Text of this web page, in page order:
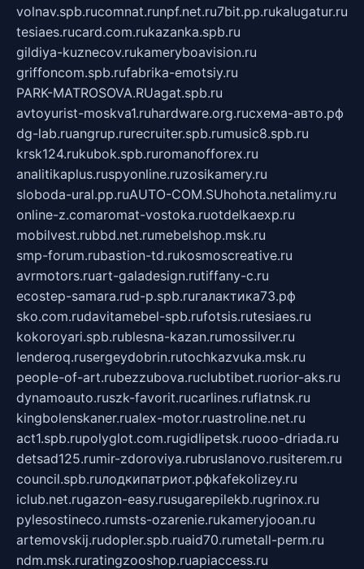
volnav.spb.rucomnat.runpf.net.ru7bit.pp.rukalugatur.ru
tesiaes.rucard.com.rukazanka.spb.ru
gildiya-kuznecov.rukameryboavision.ru
griffoncom.spb.rufabrika-emotsiy.ru
PARK-MATROSOVA.RUagat.spb.ru
avtoyurist-moskva1.ruhardware.org.ruсхема-авто.рф
dg-lab.ruangrup.rurecruiter.spb.rumusic8.spb.ru
krsk124.rukubok.spb.ruromanofforex.ru
analitikaplus.ruspyonline.ruzosikamery.ru
sloboda-ural.pp.ruAUTO-COM.SUhohota.netalimy.ru
online-z.comaromat-vostoka.ruotdelkaexp.ru
mobilvest.rubbd.net.rumebelshop.msk.ru
smp-forum.rubastion-td.rukosmoscreative.ru
avrmotors.ruart-galadesign.rutiffany-c.ru
ecostep-samara.rud-p.spb.ruгалактика73.рф
sko.com.rudavitamebel-spb.rufotsis.rutesiaes.ru
kokoroyari.spb.rublesna-kazan.rumossilver.ru
lenderoq.rusergeydobrin.rutochkazvuka.msk.ru
people-of-art.rubezzubova.ruclubtibet.ruorior-aks.ru
dynamoauto.ruszk-favorit.rucarlines.ruflatnsk.ru
kingbolenskaner.rualex-motor.ruastroline.net.ru
act1.spb.rupolyglot.com.rugidlipetsk.ruooo-driada.ru
detsad125.rumir-zdoroviya.rubruslanovo.rusiterem.ru
council.spb.ruлодкипатриот.рфkafekolizey.ru
iclub.net.rugazon-easy.rusugarepilekb.rugrinox.ru
pylesostineco.rumsts-ozarenie.rukameryjooan.ru
artemovskij.rudopler.spb.ruaid70.rumetall-perm.ru
ndm.msk.ruratingzooshop.ruapiaccess.ru